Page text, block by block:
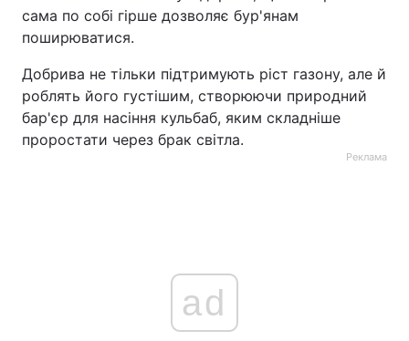
сама по собі гірше дозволяє бур'янам
поширюватися.
Добрива не тільки підтримують ріст газону, але й
роблять його густішим, створюючи природний
бар'єр для насіння кульбаб, яким складніше
проростати через брак світла.
Реклама
ad